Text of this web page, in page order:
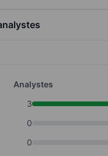
Analystes
3
0
0